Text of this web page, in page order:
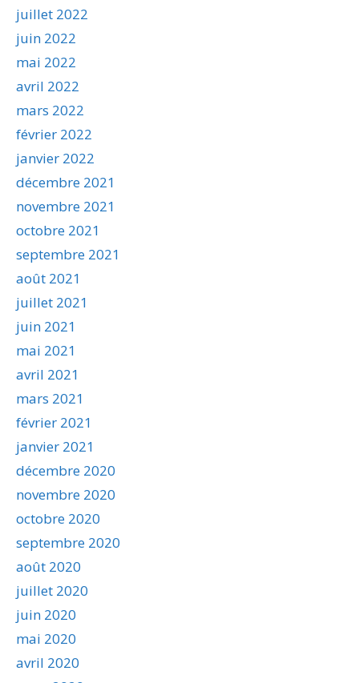
juillet 2022
juin 2022
mai 2022
avril 2022
mars 2022
février 2022
janvier 2022
décembre 2021
novembre 2021
octobre 2021
septembre 2021
août 2021
juillet 2021
juin 2021
mai 2021
avril 2021
mars 2021
février 2021
janvier 2021
décembre 2020
novembre 2020
octobre 2020
septembre 2020
août 2020
juillet 2020
juin 2020
mai 2020
avril 2020